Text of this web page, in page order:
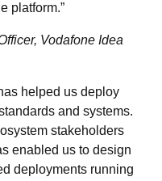
platform.”
Vodafone Idea
helped us deploy
and systems.
stakeholders
enabled us to design
deployments running